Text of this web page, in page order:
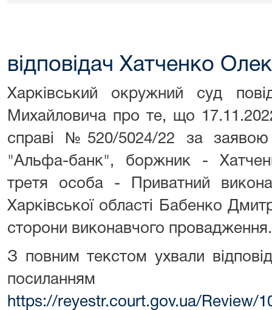
відповідач Хатченко
Харківський окружний суд
Михайловича про те, що
справі №520/5024/22 за заявою
"Альфа-банк", боржник -
третя особа - Приватний
Харківської області Бабенко
сторони виконавчого провадження.
З повним текстом ухвали
посиланням
https://reyestr.court.gov.ua/Review/